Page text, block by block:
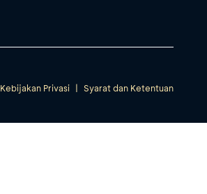
Kebijakan Privasi | Syarat dan Ketentuan